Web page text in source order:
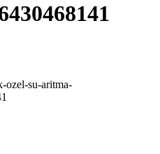
ozel-su-aritma-